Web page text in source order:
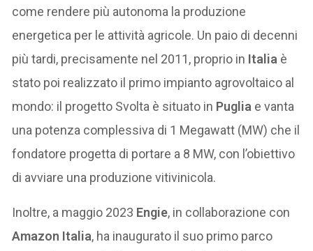
come rendere più autonoma la produzione
energetica per le attività agricole. Un paio di decenni
più tardi, precisamente nel 2011, proprio in Italia è
stato poi realizzato il primo impianto agrovoltaico al
mondo: il progetto Svolta è situato in Puglia e vanta
una potenza complessiva di 1 Megawatt (MW) che il
fondatore progetta di portare a 8 MW, con l’obiettivo
di avviare una produzione vitivinicola.
Inoltre, a maggio 2023 Engie, in collaborazione con
Amazon Italia, ha inaugurato il suo primo parco